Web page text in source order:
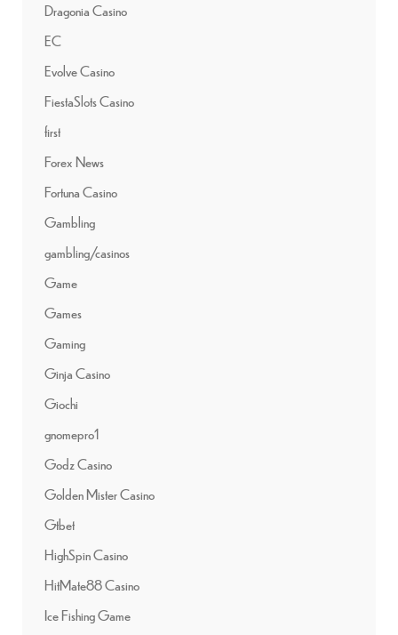
Dragonia Casino
EC
Evolve Casino
FiestaSlots Casino
first
Forex News
Fortuna Casino
Gambling
gambling/casinos
Game
Games
Gaming
Ginja Casino
Giochi
gnomepro1
Godz Casino
Golden Mister Casino
Gtbet
HighSpin Casino
HitMate88 Casino
Ice Fishing Game